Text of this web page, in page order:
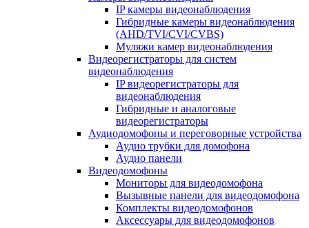
IP камеры видеонаблюдения
Гибридные камеры видеонаблюдения
(AHD/TVI/CVI/CVBS)
Муляжи камер видеонаблюдения
Видеорегистраторы для систем
видеонаблюдения
IP видеорегистраторы для
видеонаблюдения
Гибридные и аналоговые
видеорегистраторы
Аудиодомофоны и переговорные устройства
Аудио трубки для домофона
Аудио панели
Видеодомофоны
Мониторы для видеодомофона
Вызывные панели для видеодомофона
Комплекты видеодомофонов
Аксессуары для видеодомофонов